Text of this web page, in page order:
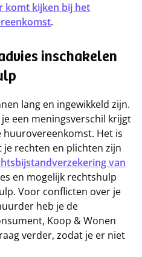
komt kijken bij het
.
inschakelen
lang en ingewikkeld zijn.
een meningsverschil krijgt
Het is
rechten en plichten zijn
van
en mogelijk rechtshulp
Voor conflicten over je
heb je de
Koop & Wonen
verder, zodat je er niet